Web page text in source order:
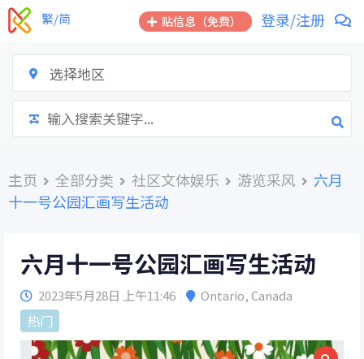
跳
到
贴信息（免费） 登录/注册
繁/简
选择地区
主页 全部分类 社区文体娱乐 游览采风
六月
十一号公园汇画写生活动
六月十一号公园汇画写生活动
2023年5月28日 上午11:46 Ontario,Canada
热门